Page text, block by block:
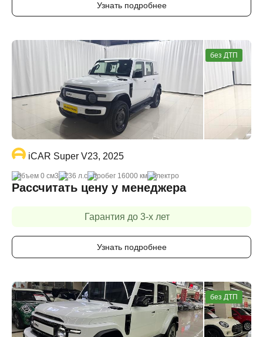
Узнать подробнее
без ДТП
iCAR Super V23, 2025
объем 0 cм3 136 л.с пробег 16000 км электро
Рассчитать цену у менеджера
Гарантия до 3-х лет
Узнать подробнее
без ДТП